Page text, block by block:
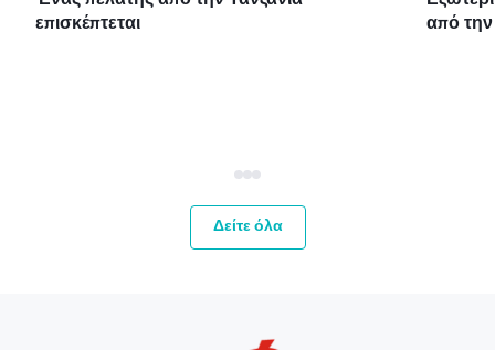
επισκέπτεται από
Δείτε όλα